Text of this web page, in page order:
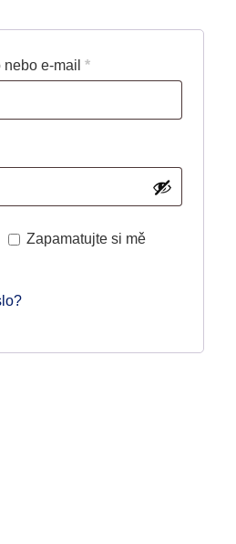
e-mail *P
v
n
é
Zapamatujte si mě